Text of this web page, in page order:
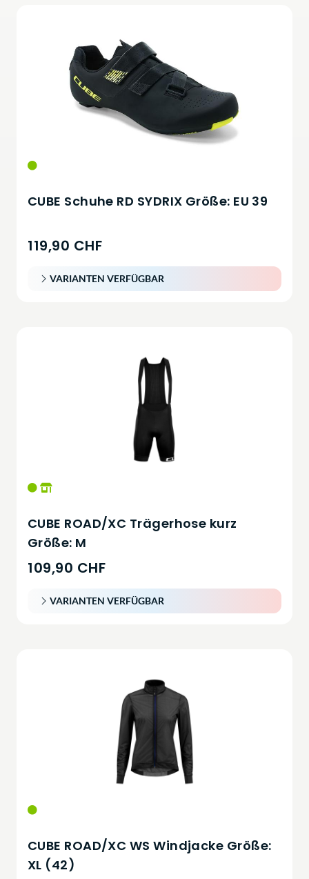
CUBE Schuhe RD SYDRIX Größe: EU 39
119,90 CHF
VARIANTEN VERFÜGBAR
CUBE ROAD/XC Trägerhose kurz
Größe: M
109,90 CHF
VARIANTEN VERFÜGBAR
CUBE ROAD/XC WS Windjacke Größe:
XL (42)